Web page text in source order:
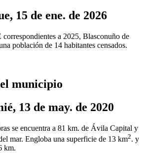
15 de ene. de 2026
a 2025, Blasconuño de
población de 14 habitantes censados.
municipio
13 de may. de 2020
se encuentra a 81 km. de Ávila Capital y
mar. Engloba una superficie de 13 km2. y
km.